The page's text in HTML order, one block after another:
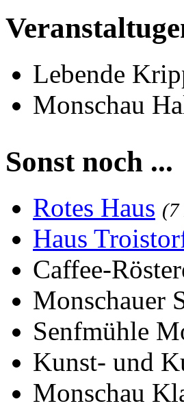
Lebende
Monschau
Sonst noch ...
Rotes Haus (7
Haus
Caffee-
Monschauer
Senfmühle
Kunst- und
Monschau